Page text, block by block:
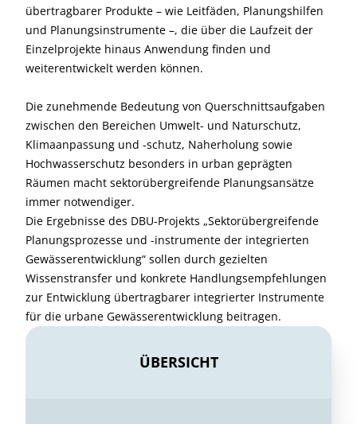
übertragbarer Produkte – wie Leitfäden, Planungshilfen
und Planungsinstrumente –, die über die Laufzeit der
Einzelprojekte hinaus Anwendung finden und
weiterentwickelt werden können.
Die zunehmende Bedeutung von Querschnittsaufgaben
zwischen den Bereichen Umwelt- und Naturschutz,
Klimaanpassung und -schutz, Naherholung sowie
Hochwasserschutz besonders in urban geprägten
Räumen macht sektorübergreifende Planungsansätze
immer notwendiger.
Die Ergebnisse des DBU-Projekts „Sektorübergreifende
Planungsprozesse und -instrumente der integrierten
Gewässerentwicklung“ sollen durch gezielten
Wissenstransfer und konkrete Handlungsempfehlungen
zur Entwicklung übertragbarer integrierter Instrumente
für die urbane Gewässerentwicklung beitragen.
ÜBERSICHT